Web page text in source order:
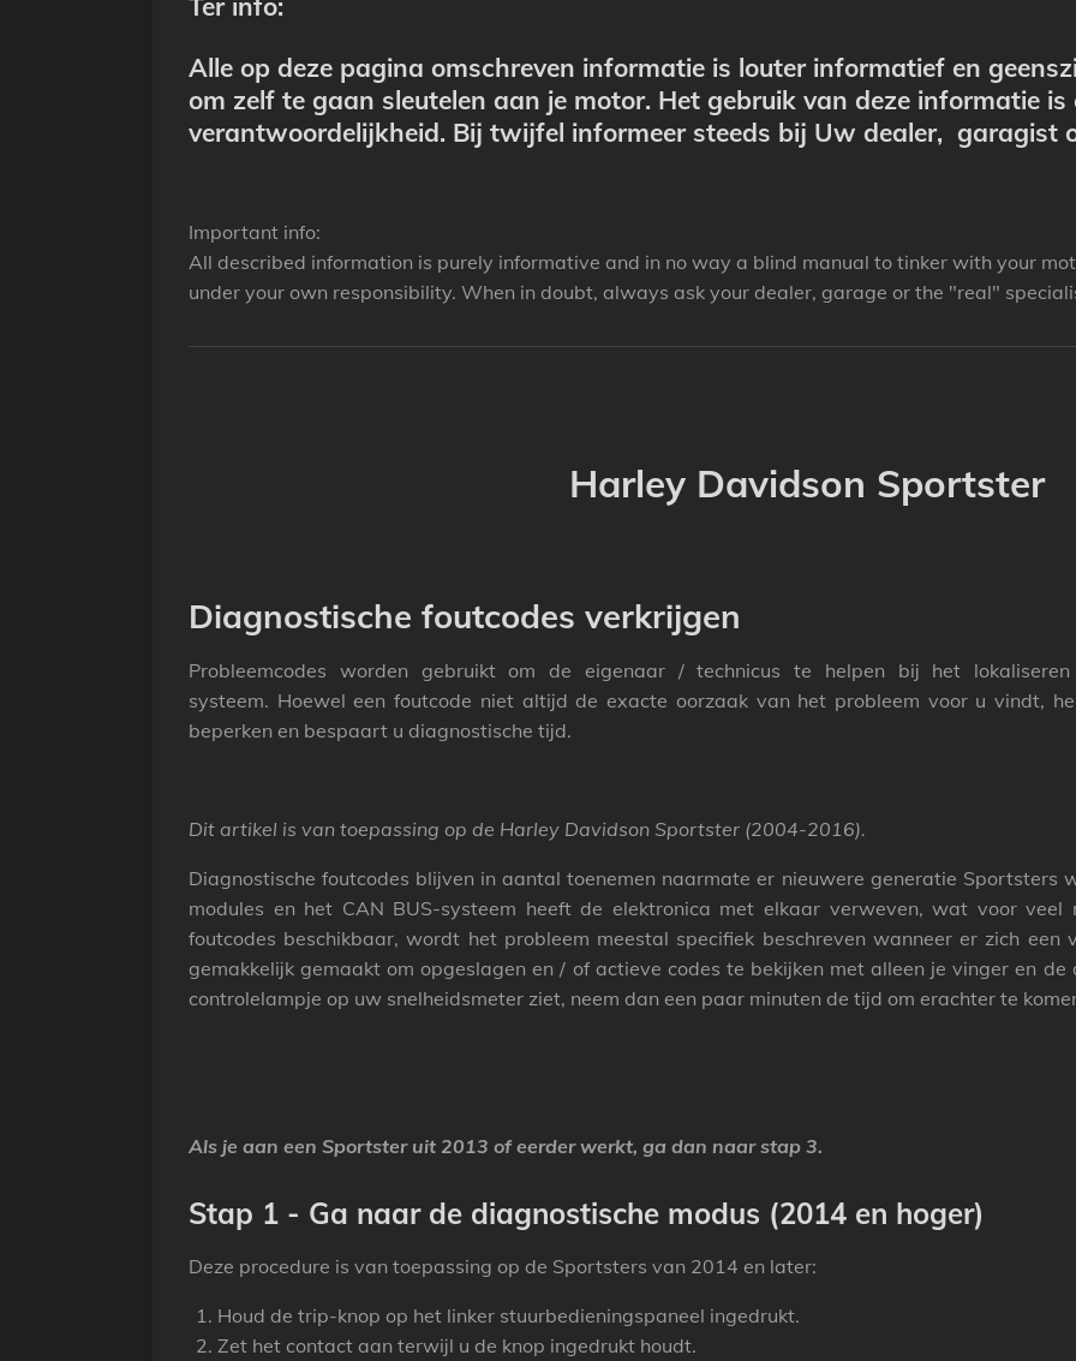
Alle op deze pagina omschreven informatie is louter informatief en
om zelf te gaan sleutelen aan je motor. Het gebruik van deze informatie is
verantwoordelijkheid. Bij twijfel informeer steeds bij Uw dealer, garagist
Important info:
All described information is purely informative and in no way a blind manual to tinker with your
under your own responsibility. When in doubt, always ask your dealer, garage or the "real"
Harley Davidson Sportster
Diagnostische foutcodes verkrijgen
Probleemcodes worden gebruikt om de eigenaar / technicus te helpen bij het
systeem. Hoewel een foutcode niet altijd de exacte oorzaak van het probleem voor u vindt,
beperken en bespaart u diagnostische tijd.
Dit artikel is van toepassing op de Harley Davidson Sportster (2004-2016).
Diagnostische foutcodes blijven in aantal toenemen naarmate er nieuwere generatie Sportsters
modules en het CAN BUS-systeem heeft de elektronica met elkaar verweven, wat voor veel
foutcodes beschikbaar, wordt het probleem meestal specifiek beschreven wanneer er zich een
gemakkelijk gemaakt om opgeslagen en / of actieve codes te bekijken met alleen je vinger en
controlelampje op uw snelheidsmeter ziet, neem dan een paar minuten de tijd om erachter te
Als je aan een Sportster uit 2013 of eerder werkt, ga dan naar stap 3.
Stap 1 - Ga naar de diagnostische modus (2014 en hoger)
Deze procedure is van toepassing op de Sportsters van 2014 en later:
Houd de trip-knop op het linker stuurbedieningspaneel ingedrukt.
Zet het contact aan terwijl u de knop ingedrukt houdt.